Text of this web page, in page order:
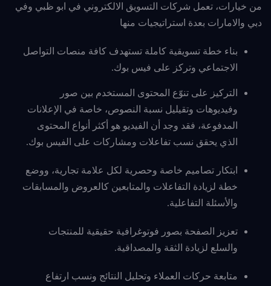
من خيارات، تعمل شركات التسويق الالكتروني في ابو ظبي وفي
دبي والامارات بعدة استراتيجيات منها
بناء خطة تسويقية كاملة تستهدف كافة منصات التواصل
الاجتماعي وتركز على فيس بوك.
التركيز على تنوّع المحتوى المستخدم بين صور
وفيديوهات وتقيليل نسبة النصوص، خاصة في الإعلانات
المدفوعة، فقد وجد أن الفيديو هو أكثر أنواع المحتوى
الذي يحقق نسب تفاعلات ومشاركات على الفيس بوك.
ابتكار تصاميم خاصة وحصرية لكل علامة تجارية، ووضع
خطة لزيادة التفاعلات والمتابعين كالعروض والمسابقات
والأسئلة التفاعلية.
تعزيز الصفحة بصور فوتوغرافية حقيقية للمنتجات
والسلع لزيادة الثقة والمصداقية.
متابعة حركات العملاء وتحليل النتائج ونسب ارتفاع